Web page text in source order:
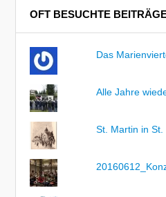
OFT BESUCHTE
Das
Alle Jahre
St. Martin in St.